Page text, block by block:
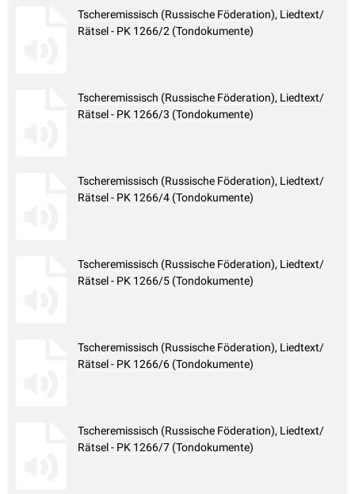
Tscheremissisch (Russische Föderation), Liedtext/
Rätsel - PK 1266/2 (Tondokumente)
Tscheremissisch (Russische Föderation), Liedtext/
Rätsel - PK 1266/3 (Tondokumente)
Tscheremissisch (Russische Föderation), Liedtext/
Rätsel - PK 1266/4 (Tondokumente)
Tscheremissisch (Russische Föderation), Liedtext/
Rätsel - PK 1266/5 (Tondokumente)
Tscheremissisch (Russische Föderation), Liedtext/
Rätsel - PK 1266/6 (Tondokumente)
Tscheremissisch (Russische Föderation), Liedtext/
Rätsel - PK 1266/7 (Tondokumente)